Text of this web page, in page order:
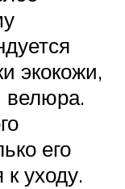
экокожи,
велюра.
его
уходу.